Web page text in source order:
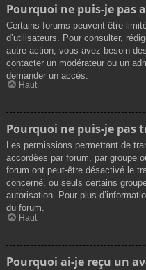
Pourquoi ne puis-je pas
Certains forums peuvent être
d’utilisateurs. Pour consulter,
autre action, vous avez besoin
contacter un modérateur ou un
demander un accès.
Haut
Pourquoi ne puis-je pas
Les permissions permettant de
accordées par forum, par groupe
forum ont peut-être désactivé le
concerné, ou seuls certains
autorisation. Pour plus
du forum.
Haut
Pourquoi ai-je reçu un